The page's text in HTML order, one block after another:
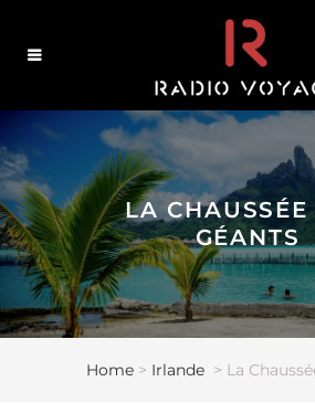
LA CHAUSSÉE
GÉANTS
Home> Irlande > La